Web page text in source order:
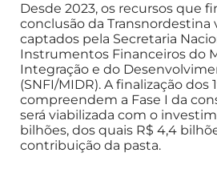
Desde 2023, os recursos que
conclusão da Transnordestina
captados pela Secretaria
Instrumentos Financeiros do
Integração e do
(SNFI/MIDR). A finalização dos
compreendem a Fase I da
será viabilizada com o
bilhões, dos quais R$ 4,4
contribuição da pasta.